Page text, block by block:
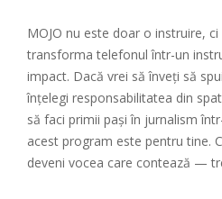
MOJO nu este doar o instruire,
transforma telefonul într-un
impact. Dacă vrei să înveți să
înțelegi responsabilitatea din
să faci primii pași în jurnalism
acest program este pentru tine.
deveni vocea care contează —